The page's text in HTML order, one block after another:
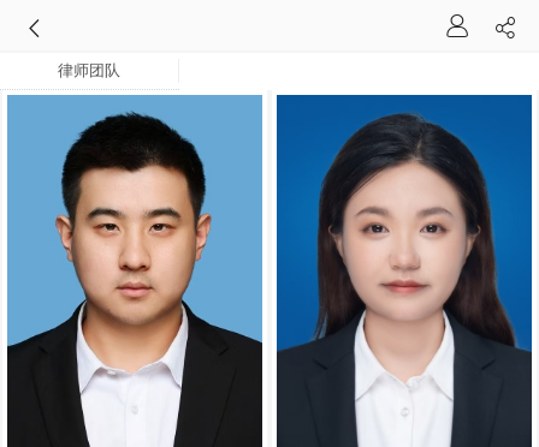
律师团队